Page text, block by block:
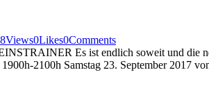
Views0Likes0Comments
Es ist endlich soweit und die
2100h Samstag 23. September 2017